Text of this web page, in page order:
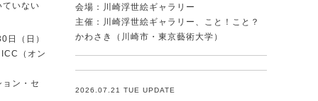
ていない
日（日）
（オン
ン・セ
会場：川崎浮世絵ギャラリー
主催：川崎浮世絵ギャラリー、こと！こと？
かわさき（川崎市・東京藝術大学）
2026.07.21 TUE UPDATE